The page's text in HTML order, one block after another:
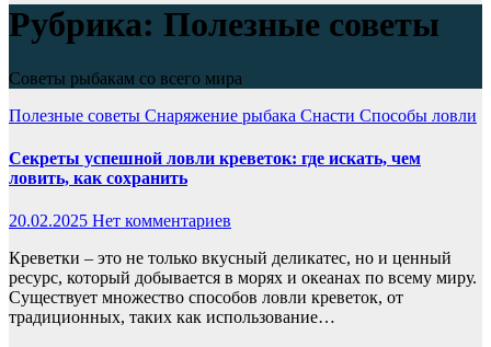
Рубрика: Полезные советы
Советы рыбакам со всего мира
Полезные советы Снаряжение рыбака Снасти Способы ловли
Секреты успешной ловли креветок: где искать, чем
ловить, как сохранить
20.02.2025 Нет комментариев
Креветки – это не только вкусный деликатес, но и ценный
ресурс, который добывается в морях и океанах по всему миру.
Существует множество способов ловли креветок, от
традиционных, таких как использование…